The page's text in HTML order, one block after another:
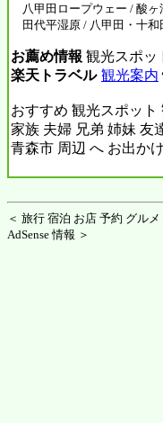
八甲田ロープウェー / 酸ヶ
田代平湿原 / 八甲田・十和
お薦め情報 観光スポッ
楽天トラベル 観光案内
おすすめ 観光スポッ
家族 夫婦 兄弟 姉妹 友
青森市 周辺 へ お出か
＜ 旅行 宿泊 お店 予約 グル
AdSense 情報 ＞